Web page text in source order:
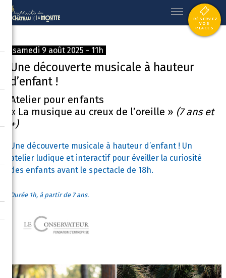
RÉSERVEZ
VOS
PLACES
samedi 9 août 2025 - 11h
Une découverte musicale à hauteur
d’enfant !
Atelier pour enfants
« La musique au creux de l’oreille » (7 ans et
+)
Une découverte musicale à hauteur d’enfant ! Un
atelier ludique et interactif pour éveiller la curiosité
des enfants avant le spectacle de 18h.
Durée 1h, à partir de 7 ans.